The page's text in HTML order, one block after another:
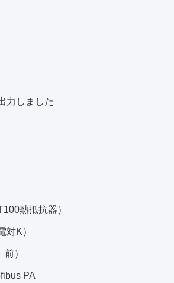
力しました
熱抵抗器）
K）
）
PA